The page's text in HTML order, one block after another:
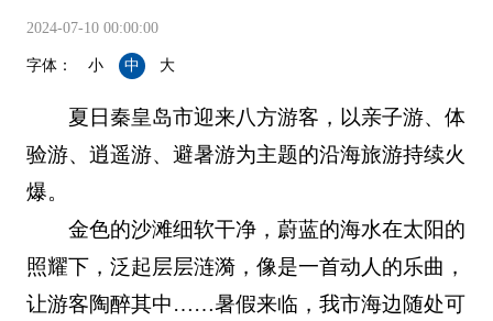
2024-07-10 00:00:00
字体： 小 中 大
夏日秦皇岛市迎来八方游客，以亲子游、体
验游、逍遥游、避暑游为主题的沿海旅游持续火
爆。
金色的沙滩细软干净，蔚蓝的海水在太阳的
照耀下，泛起层层涟漪，像是一首动人的乐曲，
让游客陶醉其中……暑假来临，我市海边随处可